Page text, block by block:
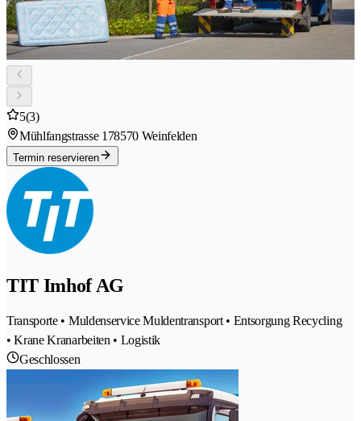
5(3)
Mühlfangstrasse 178570 Weinfelden
Termin reservieren
TIT Imhof AG
Transporte • Muldenservice Muldentransport • Entsorgung Recycling
• Krane Kranarbeiten • Logistik
Geschlossen